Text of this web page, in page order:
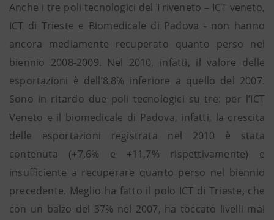
Anche i tre poli tecnologici del Triveneto – ICT veneto,
ICT di Trieste e Biomedicale di Padova - non hanno
ancora mediamente recuperato quanto perso nel
biennio 2008-2009. Nel 2010, infatti, il valore delle
esportazioni è dell’8,8% inferiore a quello del 2007.
Sono in ritardo due poli tecnologici su tre: per l’ICT
Veneto e il biomedicale di Padova, infatti, la crescita
delle esportazioni registrata nel 2010 è stata
contenuta (+7,6% e +11,7% rispettivamente) e
insufficiente a recuperare quanto perso nel biennio
precedente. Meglio ha fatto il polo ICT di Trieste, che
con un balzo del 37% nel 2007, ha toccato livelli mai